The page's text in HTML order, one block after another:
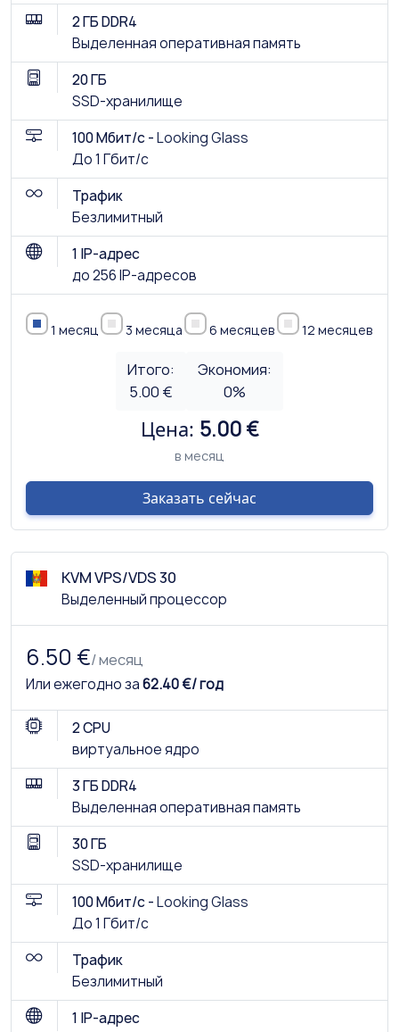
2 ГБ DDR4
Выделенная оперативная память
20 ГБ
SSD-хранилище
100 Мбит/с -Looking Glass
До 1 Гбит/с
Трафик
Безлимитный
1 IP-адрес
до 256 IP-адресов
1 месяц 3 месяца 6 месяцев 12 месяцев
Итого:
5.00 €
Экономия:
0%
Цена: 5.00 €
в месяц
Заказать сейчас
KVM VPS/VDS 30
Выделенный процессор
6.50 €/ месяц
Или ежегодно за62.40 €/ год
2 CPU
виртуальное ядро
3 ГБ DDR4
Выделенная оперативная память
30 ГБ
SSD-хранилище
100 Мбит/с -Looking Glass
До 1 Гбит/с
Трафик
Безлимитный
1 IP-адрес